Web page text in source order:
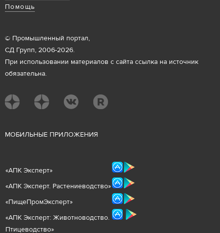
Помощь
© Промышленный портал,
СД Групп, 2006-2026.
При использовании материалов с сайта ссылка на источник
обязательна.
МОБИЛЬНЫЕ ПРИЛОЖЕНИЯ
«АПК Эксперт»
«АПК Эксперт. Растениеводство»
«ПищеПромЭксперт»
«АПК Эксперт: Животноводство.
Птицеводство»